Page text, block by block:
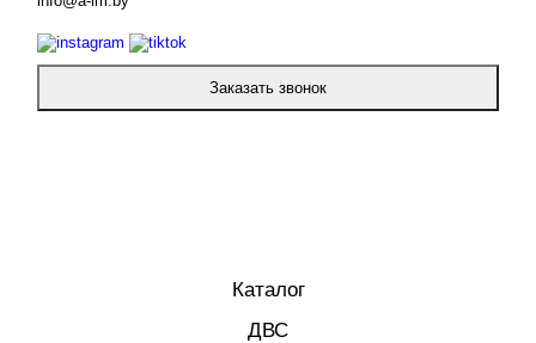
Заказать звонок
Каталог
ДВС